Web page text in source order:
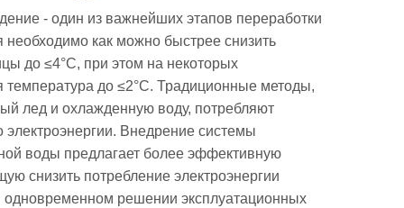
- один из важнейших этапов переработки
как можно быстрее снизить
до ≤4°C, при этом на некоторых
температура до ≤2°C. Традиционные методы,
лед и охлажденную воду, потребляют
электроэнергии. Внедрение системы
воды предлагает более эффективную
снизить потребление электроэнергии
решении эксплуатационных